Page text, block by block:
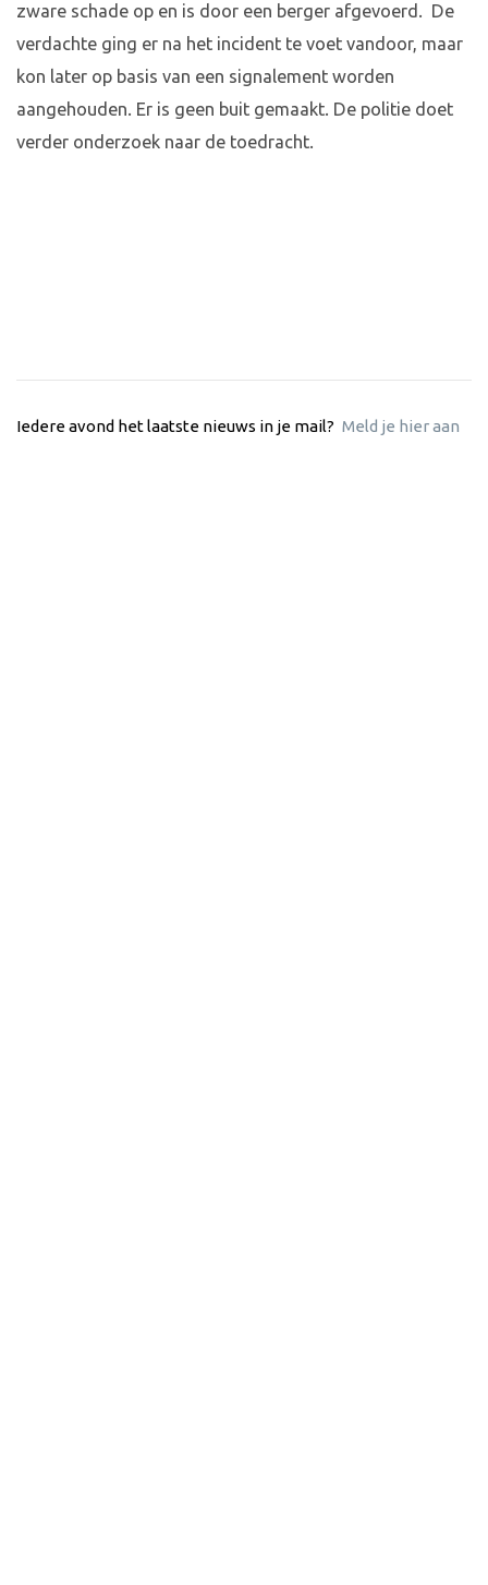
zware schade op en is door een berger afgevoerd. De
verdachte ging er na het incident te voet vandoor, maar
kon later op basis van een signalement worden
aangehouden. Er is geen buit gemaakt. De politie doet
verder onderzoek naar de toedracht.
Iedere avond het laatste nieuws in je mail? Meld je hier aan